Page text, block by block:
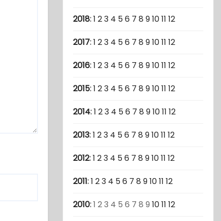
2018:1 23 4 56 7 8 91011 12
2017:1 23 4 56 7 8 91011 12
2016:1 23 4 56 7 8 91011 12
2015:1 23 4 56 7 8 91011 12
2014:1 23 4 56 7 8 91011 12
2013:1 23 4 56 7 8 91011 12
2012:1 23 4 56 7 8 91011 12
2011:1 23 4 56 7 8 91011 12
2010:1 23 4 5 6 7 8 9 1011 12